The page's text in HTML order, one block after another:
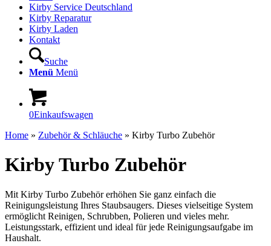
Kirby Service Deutschland
Kirby Reparatur
Kirby Laden
Kontakt
Suche
Menü Menü
0Einkaufswagen
Home » Zubehör & Schläuche » Kirby Turbo Zubehör
Kirby Turbo Zubehör
Mit Kirby Turbo Zubehör erhöhen Sie ganz einfach die
Reinigungsleistung Ihres Staubsaugers. Dieses vielseitige System
ermöglicht Reinigen, Schrubben, Polieren und vieles mehr.
Leistungsstark, effizient und ideal für jede Reinigungsaufgabe im
Haushalt.